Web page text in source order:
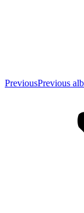
PreviousPrevious